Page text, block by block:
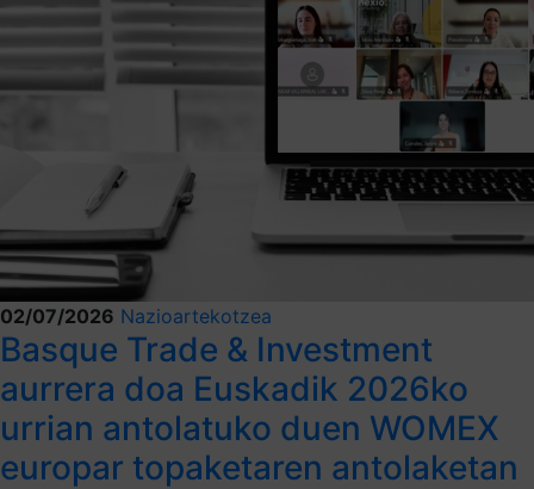
02/07/2026 Nazioartekotzea
Basque Trade & Investment
aurrera doa Euskadik 2026ko
urrian antolatuko duen WOMEX
europar topaketaren antolaketan